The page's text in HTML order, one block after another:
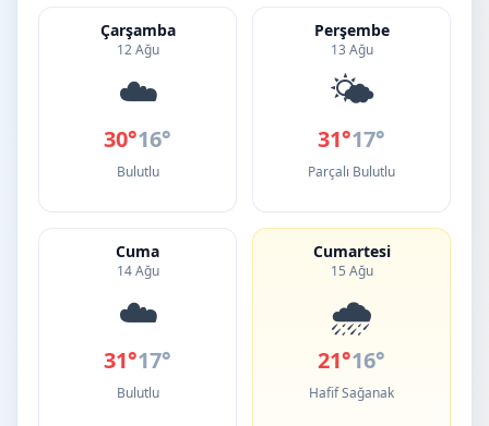
Çarşamba
12 Ağu
☁️
30°16°
Bulutlu
Perşembe
13 Ağu
🌤️
31°17°
Parçalı Bulutlu
Cuma
14 Ağu
☁️
31°17°
Bulutlu
Cumartesi
15 Ağu
🌧️
21°16°
Hafif Sağanak